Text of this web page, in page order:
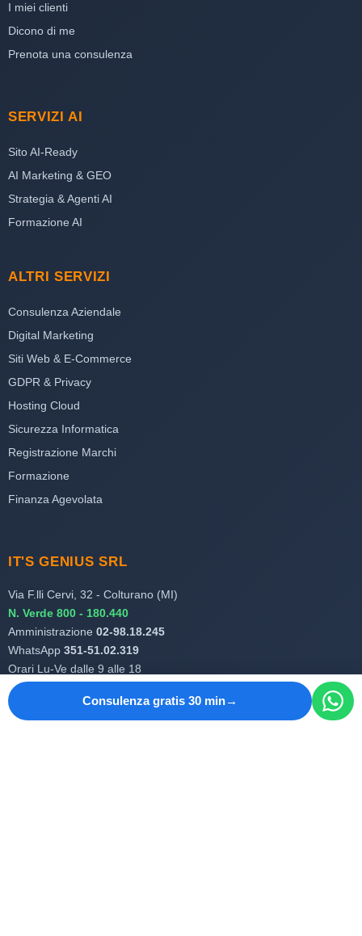
I miei clienti
Dicono di me
Prenota una consulenza
SERVIZI AI
Sito AI-Ready
AI Marketing & GEO
Strategia & Agenti AI
Formazione AI
ALTRI SERVIZI
Consulenza Aziendale
Digital Marketing
Siti Web & E-Commerce
GDPR & Privacy
Hosting Cloud
Sicurezza Informatica
Registrazione Marchi
Formazione
Finanza Agevolata
IT'S GENIUS SRL
Via F.lli Cervi, 32 - Colturano (MI)
N. Verde 800 - 180.440
Amministrazione 02-98.18.245
WhatsApp 351-51.02.319
Orari Lu-Ve dalle 9 alle 18
Partita IVA 08770720962
REA MI 2047898
Cap. Soc. 25.000€ i.v.
Consulenza gratis 30 min